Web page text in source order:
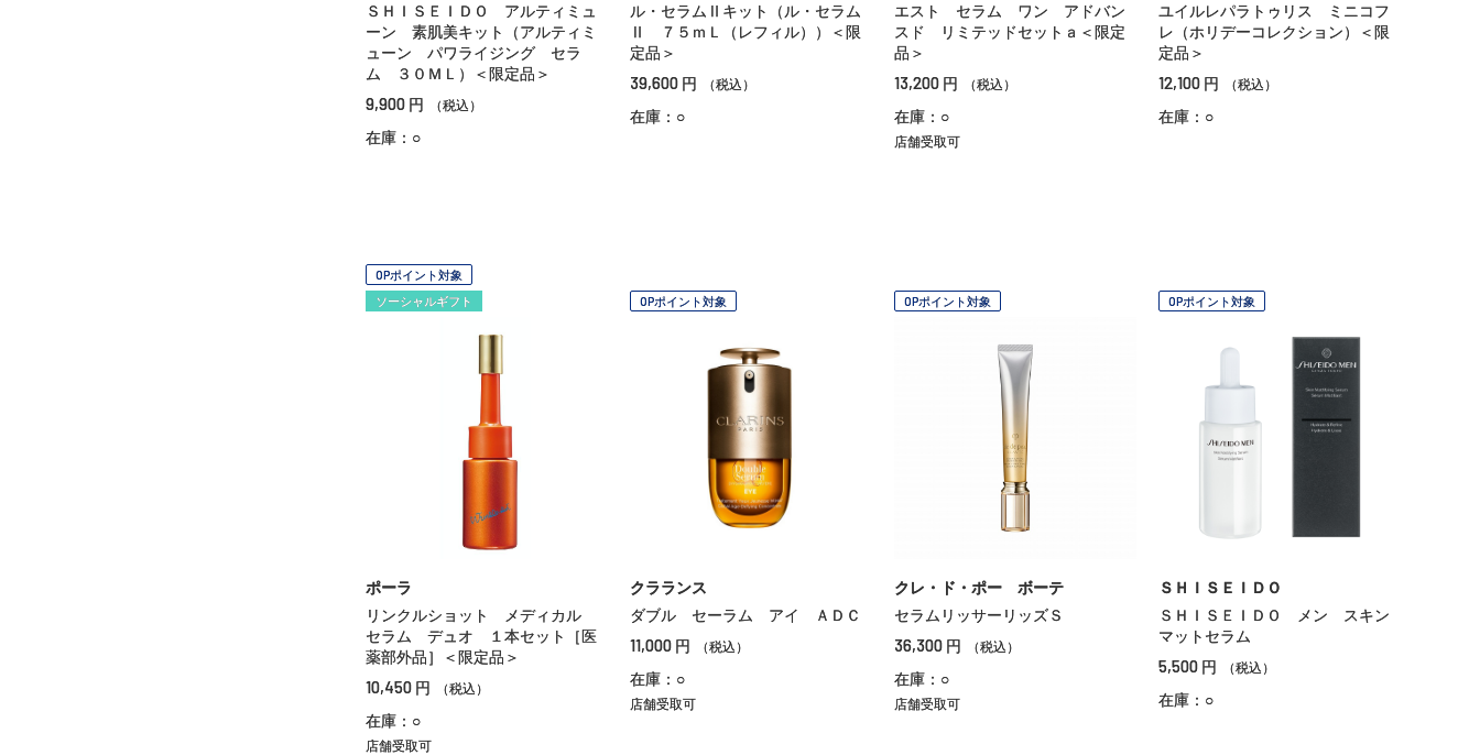
ＳＨＩＳＥＩＤＯ アルティミュ
ーン 素肌美キット（アルティミ
ューン パワライジング セラ
ム ３０ＭＬ）＜限定品＞
9,900 円 （税込）
在庫：○
ル・セラムⅡキット（ル・セラム
Ⅱ ７５ｍＬ（レフィル））＜限
定品＞
39,600 円 （税込）
在庫：○
エスト セラム ワン アドバン
スド リミテッドセットａ＜限定
品＞
13,200 円 （税込）
在庫：○
店舗受取可
ユイルレパラトゥリス ミニコフ
レ（ホリデーコレクション）＜限
定品＞
12,100 円 （税込）
在庫：○
OPポイント対象
ソーシャルギフト
ポーラ
リンクルショット メディカル
セラム デュオ １本セット［医
薬部外品］＜限定品＞
10,450 円 （税込）
在庫：○
店舗受取可
OPポイント対象
クラランス
ダブル セーラム アイ ＡＤＣ
11,000 円 （税込）
在庫：○
店舗受取可
OPポイント対象
クレ・ド・ポー ボーテ
セラムリッサーリッズＳ
36,300 円 （税込）
在庫：○
店舗受取可
OPポイント対象
ＳＨＩＳＥＩＤＯ
ＳＨＩＳＥＩＤＯ メン スキン
マットセラム
5,500 円 （税込）
在庫：○